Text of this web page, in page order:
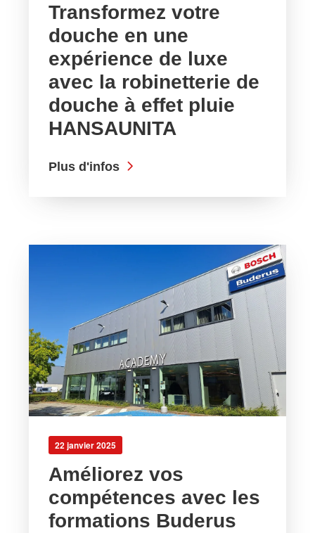
Transformez votre
douche en une
expérience de luxe
avec la robinetterie de
douche à effet pluie
HANSAUNITA
Plus d'infos
22 janvier 2025
Améliorez vos
compétences avec les
formations Buderus